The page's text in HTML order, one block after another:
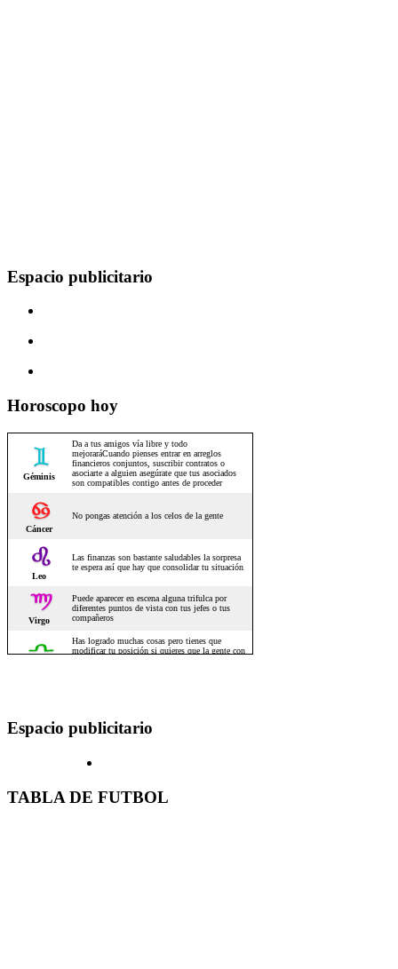
Espacio publicitario
Horoscopo hoy
Espacio publicitario
TABLA DE FUTBOL